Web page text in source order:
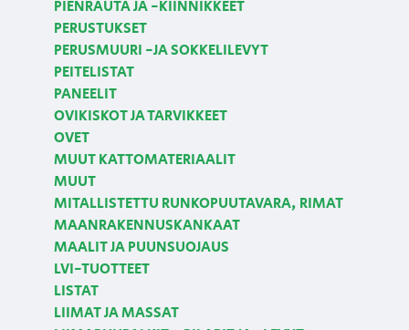
PIENRAUTA JA -KIINNIKKEET
PERUSTUKSET
PERUSMUURI -JA SOKKELILEVYT
PEITELISTAT
PANEELIT
OVIKISKOT JA TARVIKKEET
OVET
MUUT KATTOMATERIAALIT
MUUT
MITALLISTETTU RUNKOPUUTAVARA, RIMAT
MAANRAKENNUSKANKAAT
MAALIT JA PUUNSUOJAUS
LVI-TUOTTEET
LISTAT
LIIMAT JA MASSAT